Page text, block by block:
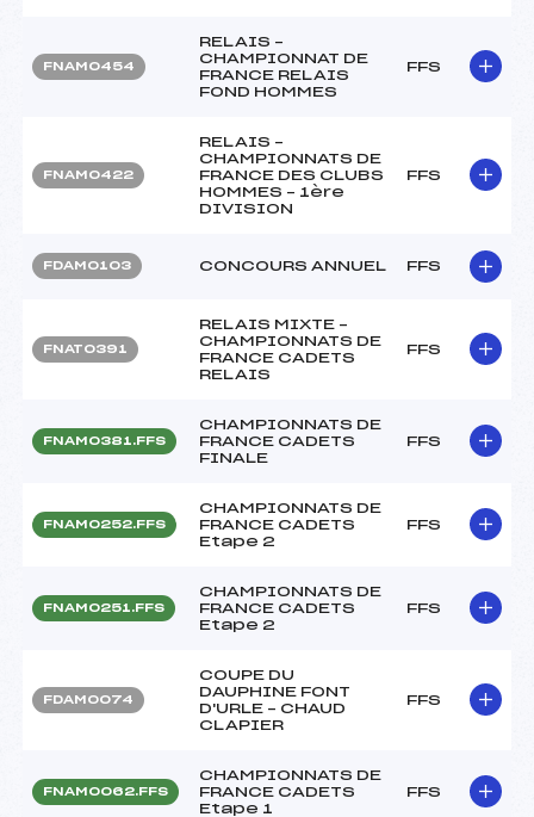
FNAM0454
RELAIS –
CHAMPIONNAT DE
FRANCE RELAIS
FOND HOMMES
FFS
FNAM0422
RELAIS –
CHAMPIONNATS DE
FRANCE DES CLUBS
HOMMES – 1ère
DIVISION
FFS
FDAM0103 CONCOURS ANNUEL FFS
FNAT0391
RELAIS MIXTE –
CHAMPIONNATS DE
FRANCE CADETS
RELAIS
FFS
FNAM0381.FFS
CHAMPIONNATS DE
FRANCE CADETS
FINALE
FFS
FNAM0252.FFS
CHAMPIONNATS DE
FRANCE CADETS
Etape 2
FFS
FNAM0251.FFS
CHAMPIONNATS DE
FRANCE CADETS
Etape 2
FFS
FDAM0074
COUPE DU
DAUPHINE FONT
D'URLE – CHAUD
CLAPIER
FFS
FNAM0062.FFS
CHAMPIONNATS DE
FRANCE CADETS
Etape 1
FFS